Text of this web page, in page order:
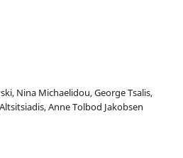
Nina Michaelidou, George Tsalis,
Anne Tolbod Jakobsen